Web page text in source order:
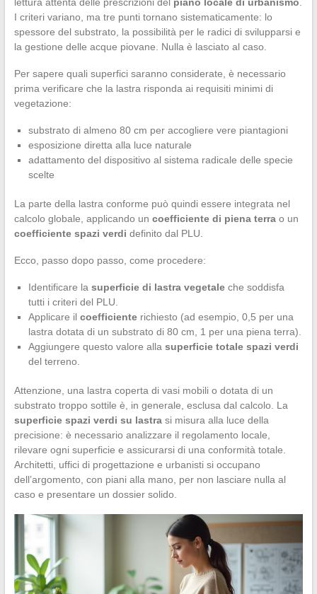
I criteri variano, ma tre punti tornano sistematicamente: lo
spessore del substrato, la possibilità per le radici di svilupparsi e
la gestione delle acque piovane. Nulla è lasciato al caso.
Per sapere quali superfici saranno considerate, è necessario
prima verificare che la lastra risponda ai requisiti minimi di
vegetazione:
substrato di almeno 80 cm per accogliere vere piantagioni
esposizione diretta alla luce naturale
adattamento del dispositivo al sistema radicale delle specie
scelte
La parte della lastra conforme può quindi essere integrata nel
calcolo globale, applicando un coefficiente di piena terrao un
coefficiente spazi verdi definito dal PLU.
Ecco, passo dopo passo, come procedere:
Identificare la superficie di lastra vegetaleche soddisfa
tutti i criteri del PLU.
Applicare il coefficienterichiesto (ad esempio, 0,5 per una
lastra dotata di un substrato di 80 cm, 1 per una piena terra).
Aggiungere questo valore alla superficie totale spazi verdi
del terreno.
Attenzione, una lastra coperta di vasi mobili o dotata di un
substrato troppo sottile è, in generale, esclusa dal calcolo. La
superficie spazi verdi su lastrasi misura alla luce della
precisione: è necessario analizzare il regolamento locale,
rilevare ogni superficie e assicurarsi di una conformità totale.
Architetti, uffici di progettazione e urbanisti si occupano
dell’argomento, con piani alla mano, per non lasciare nulla al
caso e presentare un dossier solido.